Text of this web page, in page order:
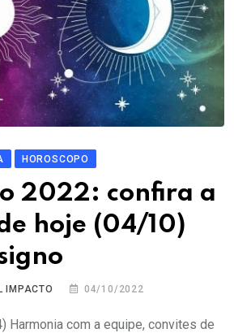
HOROSCOPO
2022: confira a
hoje (04/10)
IMPACTO 04/10/2022
com a equipe, convites de